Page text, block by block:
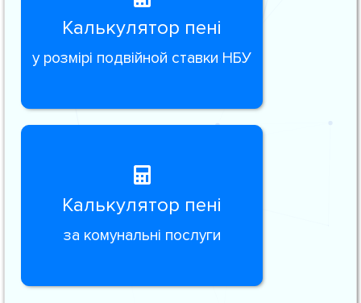
Калькулятор пені
у розмірі подвійной ставки НБУ
Калькулятор пені
за комунальні послуги